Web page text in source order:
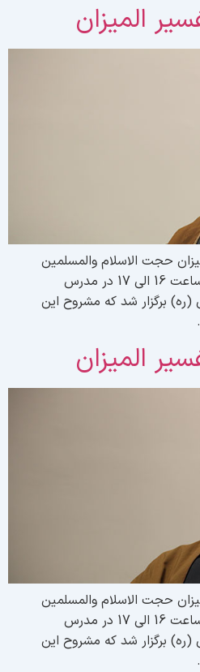
المیزان
حجت الاسلام والمسلمین
محمدی عراقی روز یکشنبه از ساعت 16 الی 17 در مدرس
برگزار شد که مشروح این
المیزان
حجت الاسلام والمسلمین
محمدی عراقی روز یکشنبه از ساعت 16 الی 17 در مدرس
برگزار شد که مشروح این